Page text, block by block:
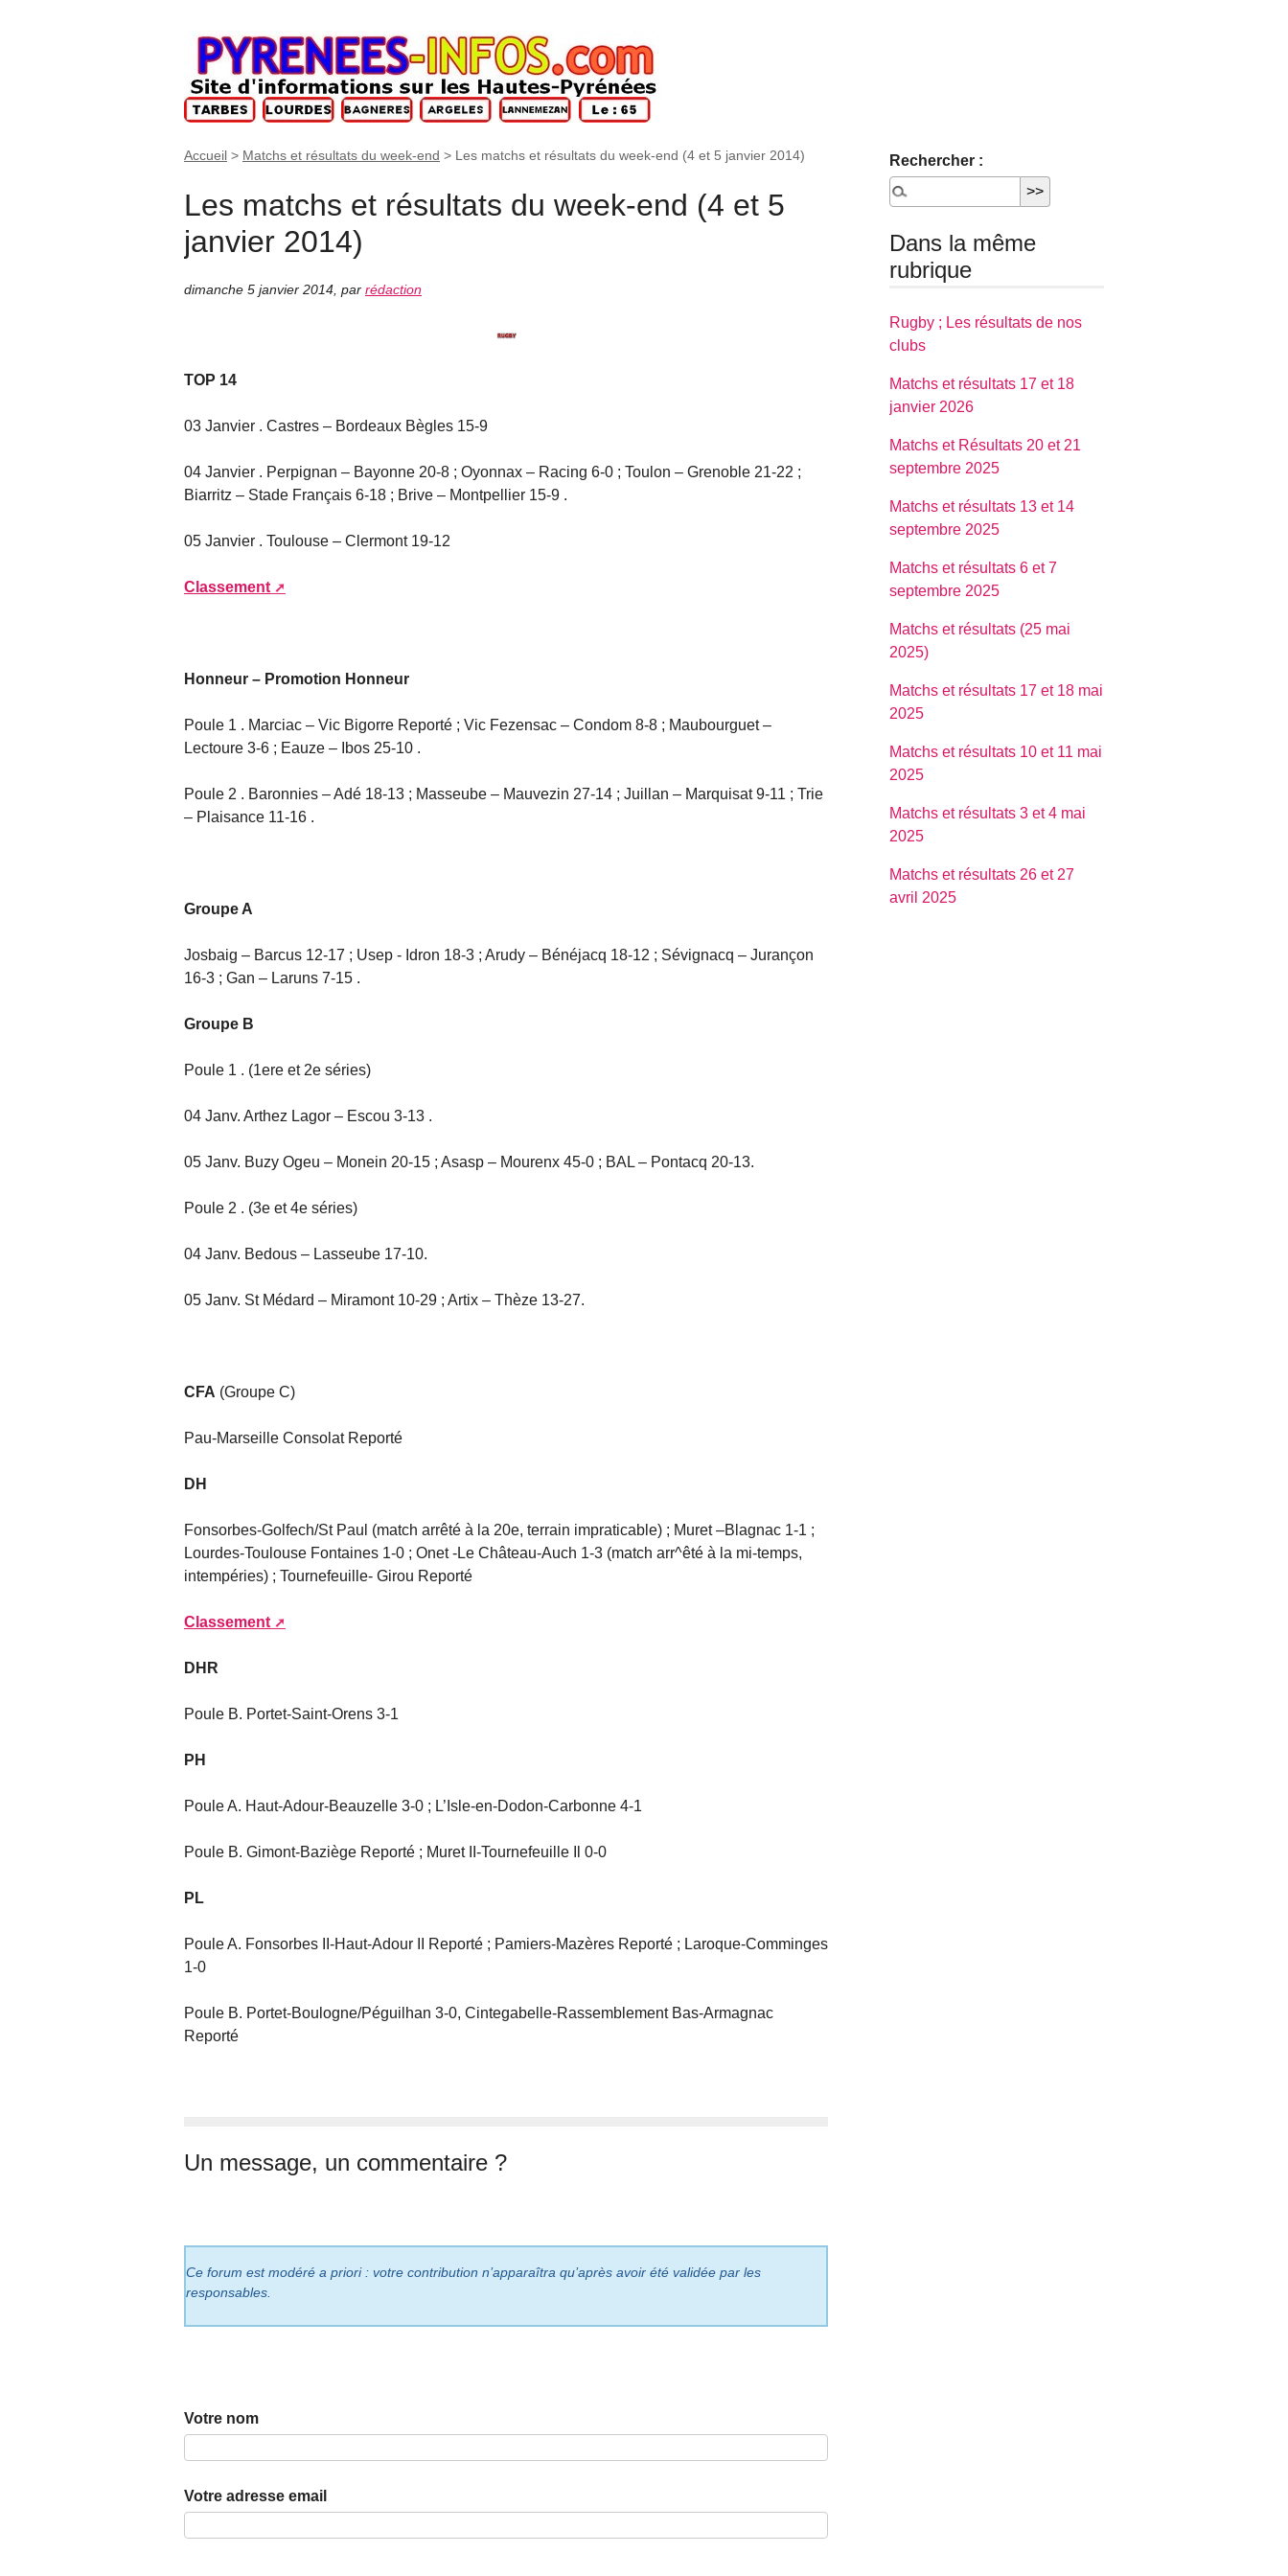
Accueil > Matchs et résultats du week-end > Les matchs et résultats du week-end (4 et 5 janvier 2014)
Les matchs et résultats du week-end (4 et 5
janvier 2014)
dimanche 5 janvier 2014 par rédaction
TOP 14
03 Janvier . Castres – Bordeaux Bègles 15-9
04 Janvier . Perpignan – Bayonne 20-8 ; Oyonnax – Racing 6-0 ; Toulon – Grenoble 21-22 ;
Biarritz – Stade Français 6-18 ; Brive – Montpellier 15-9 .
05 Janvier . Toulouse – Clermont 19-12
Classement
Honneur – Promotion Honneur
Poule 1 . Marciac – Vic Bigorre Reporté ; Vic Fezensac – Condom 8-8 ; Maubourguet –
Lectoure 3-6 ; Eauze – Ibos 25-10 .
Poule 2 . Baronnies – Adé 18-13 ; Masseube – Mauvezin 27-14 ; Juillan – Marquisat 9-11 ; Trie
– Plaisance 11-16 .
Groupe A
Josbaig – Barcus 12-17 ; Usep - Idron 18-3 ; Arudy – Bénéjacq 18-12 ; Sévignacq – Jurançon
16-3 ; Gan – Laruns 7-15 .
Groupe B
Poule 1 . (1ere et 2e séries)
04 Janv. Arthez Lagor – Escou 3-13 .
05 Janv. Buzy Ogeu – Monein 20-15 ; Asasp – Mourenx 45-0 ; BAL – Pontacq 20-13.
Poule 2 . (3e et 4e séries)
04 Janv. Bedous – Lasseube 17-10.
05 Janv. St Médard – Miramont 10-29 ; Artix – Thèze 13-27.
CFA (Groupe C)
Pau-Marseille Consolat Reporté
DH
Fonsorbes-Golfech/St Paul (match arrêté à la 20e, terrain impraticable) ; Muret –Blagnac 1-1 ;
Lourdes-Toulouse Fontaines 1-0 ; Onet -Le Château-Auch 1-3 (match arr^êté à la mi-temps,
intempéries) ; Tournefeuille- Girou Reporté
Classement
DHR
Poule B. Portet-Saint-Orens 3-1
PH
Poule A. Haut-Adour-Beauzelle 3-0 ; L’Isle-en-Dodon-Carbonne 4-1
Poule B. Gimont-Baziège Reporté ; Muret II-Tournefeuille Il 0-0
PL
Poule A. Fonsorbes II-Haut-Adour II Reporté ; Pamiers-Mazères Reporté ; Laroque-Comminges
1-0
Poule B. Portet-Boulogne/Péguilhan 3-0, Cintegabelle-Rassemblement Bas-Armagnac
Reporté
Un message, un commentaire ?
Ce forum est modéré a priori : votre contribution n’apparaîtra qu’après avoir été validée par les
responsables.
Votre nom
Votre adresse email
Rechercher :
Dans la même
rubrique
Rugby ; Les résultats de nos
clubs
Matchs et résultats 17 et 18
janvier 2026
Matchs et Résultats 20 et 21
septembre 2025
Matchs et résultats 13 et 14
septembre 2025
Matchs et résultats 6 et 7
septembre 2025
Matchs et résultats (25 mai
2025)
Matchs et résultats 17 et 18 mai
2025
Matchs et résultats 10 et 11 mai
2025
Matchs et résultats 3 et 4 mai
2025
Matchs et résultats 26 et 27
avril 2025